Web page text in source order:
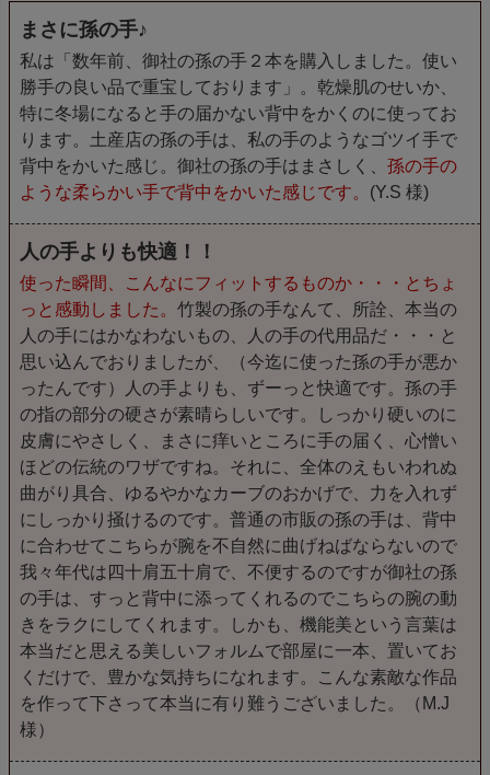
まさに孫の手♪
私は「数年前、御社の孫の手２本を購入しました。使い
勝手の良い品で重宝しております」。乾燥肌のせいか、
特に冬場になると手の届かない背中をかくのに使ってお
ります。土産店の孫の手は、私の手のようなゴツイ手で
背中をかいた感じ。御社の孫の手はまさしく、孫の手の
ような柔らかい手で背中をかいた感じです。 (Y.S 様)
人の手よりも快適！！
使った瞬間、こんなにフィットするものか・・・とちょ
っと感動しました。竹製の孫の手なんて、所詮、本当の
人の手にはかなわないもの、人の手の代用品だ・・・と
思い込んでおりましたが、（今迄に使った孫の手が悪か
ったんです）人の手よりも、ずーっと快適です。孫の手
の指の部分の硬さが素晴らしいです。しっかり硬いのに
皮膚にやさしく、まさに痒いところに手の届く、心憎い
ほどの伝統のワザですね。それに、全体のえもいわれぬ
曲がり具合、ゆるやかなカーブのおかげで、力を入れず
にしっかり掻けるのです。普通の市販の孫の手は、背中
に合わせてこちらが腕を不自然に曲げねばならないので
我々年代は四十肩五十肩で、不便するのですが御社の孫
の手は、すっと背中に添ってくれるのでこちらの腕の動
きをラクにしてくれます。しかも、機能美という言葉は
本当だと思える美しいフォルムで部屋に一本、置いてお
くだけで、豊かな気持ちになれます。こんな素敵な作品
を作って下さって本当に有り難うございました。（M.J
様）